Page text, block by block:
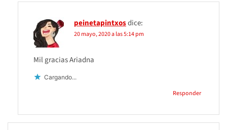
peinetapintxosdice:
20 mayo, 2020 a las 5:14 pm
Mil gracias Ariadna
Cargando...
Responder